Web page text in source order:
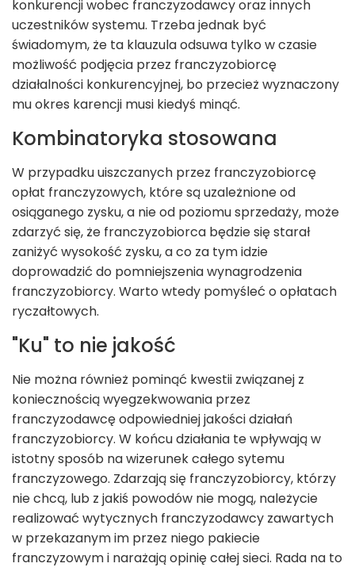
konkurencji wobec franczyzodawcy oraz innych
uczestników systemu. Trzeba jednak być
świadomym, że ta klauzula odsuwa tylko w czasie
możliwość podjęcia przez franczyzobiorcę
działalności konkurencyjnej, bo przecież wyznaczony
mu okres karencji musi kiedyś minąć.
Kombinatoryka stosowana
W przypadku uiszczanych przez franczyzobiorcę
opłat franczyzowych, które są uzależnione od
osiąganego zysku, a nie od poziomu sprzedaży, może
zdarzyć się, że franczyzobiorca będzie się starał
zaniżyć wysokość zysku, a co za tym idzie
doprowadzić do pomniejszenia wynagrodzenia
franczyzobiorcy. Warto wtedy pomyśleć o opłatach
ryczałtowych.
"Ku" to nie jakość
Nie można również pominąć kwestii związanej z
koniecznością wyegzekwowania przez
franczyzodawcę odpowiedniej jakości działań
franczyzobiorcy. W końcu działania te wpływają w
istotny sposób na wizerunek całego sytemu
franczyzowego. Zdarzają się franczyzobiorcy, którzy
nie chcą, lub z jakiś powodów nie mogą, należycie
realizować wytycznych franczyzodawcy zawartych
w przekazanym im przez niego pakiecie
franczyzowym i narażają opinię całej sieci. Rada na to